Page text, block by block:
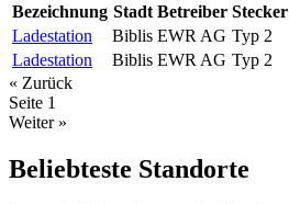
Bezeichnung Stadt Betreiber Stecker
Ladestation
Biblis EWR AG Typ 2
Ladestation
Biblis EWR AG Typ 2
« Zurück
Seite 1
Weiter »
Beliebteste Standorte